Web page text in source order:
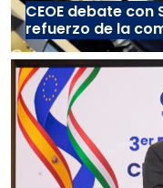
CEOE debate
refuerzo de la